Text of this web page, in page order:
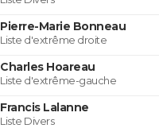
Pierre-Marie Bonneau
Liste d'extrême droite
Charles Hoareau
Liste d'extrême-gauche
Francis Lalanne
Liste Divers